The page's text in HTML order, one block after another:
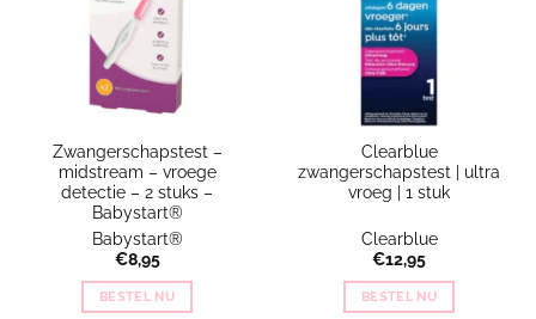
Zwangerschapstest –
midstream – vroege
detectie – 2 stuks –
Babystart®
Babystart®
€8,95
BESTEL NU
Clearblue
zwangerschapstest | ultra
vroeg | 1 stuk
Clearblue
€12,95
BESTEL NU